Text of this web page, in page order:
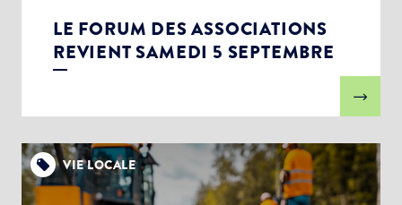
LE FORUM DES ASSOCIATIONS
REVIENT SAMEDI 5 SEPTEMBRE
VIE LOCALE